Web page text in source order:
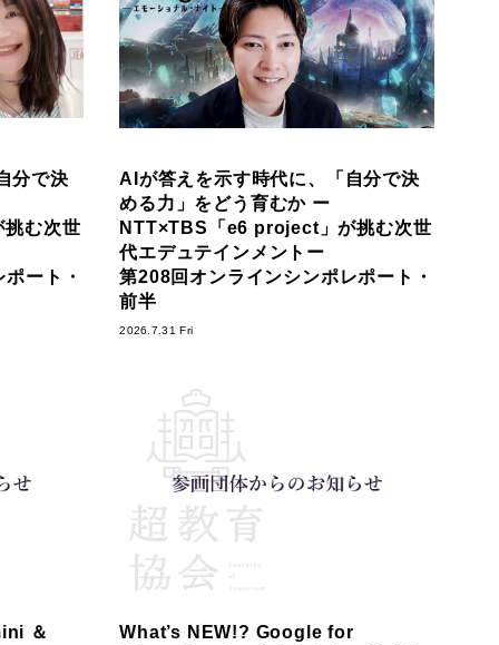
分で決
む次世
ート・
AIが答えを示す時代に、「自分で決
める力」をどう育むか ー
NTT×TBS「e6 project」が挑む次世
代エデュテインメントー
第208回オンラインシンポレポート・
前半
2026.7.31 Fri
＆
What’s NEW!? Google for